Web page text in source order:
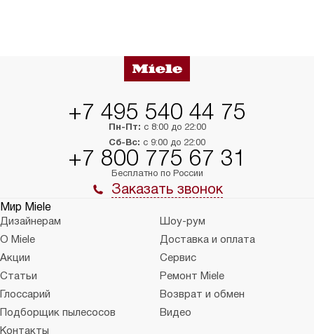
+7 495 540 44 75
Пн-Пт: с 8:00 до 22:00
Сб-Вс: с 9:00 до 22:00
+7 800 775 67 31
Бесплатно по России
Заказать звонок
Мир Miele
Дизайнерам
Шоу-рум
О Miele
Доставка и оплата
Акции
Сервис
Статьи
Ремонт Miele
Глоссарий
Возврат и обмен
Подборщик пылесосов
Видео
Контакты